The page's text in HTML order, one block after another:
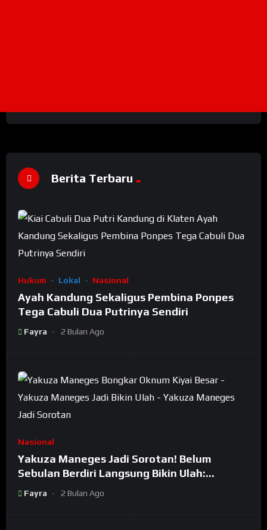
Berita Terbaru
Hukum Lokal Nasional
Ayah Kandung Sekaligus Pembina Ponpes
Tega Cabuli Dua Putrinya Sendiri
Fayra 2 Bulan Ago
Nasional
Yakuza Maneges Jadi Sorotan! Belum
Sebulan Berdiri Langsung Bikin Ulah:
Bongkar Oknum Kiyai Besar
Fayra 2 Bulan Ago